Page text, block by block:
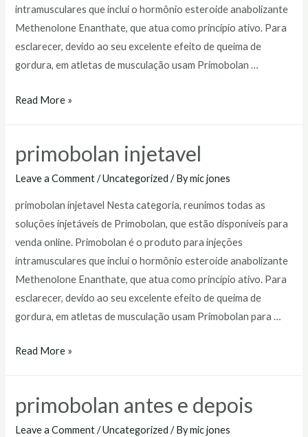
intramusculares que inclui o hormônio esteroide anabolizante
Methenolone Enanthate, que atua como princípio ativo. Para
esclarecer, devido ao seu excelente efeito de queima de
gordura, em atletas de musculação usam Primobolan …
primobolan
Read More »
primobolan injetavel
Leave a Comment /Uncategorized / Bymic jones
primobolan injetavel Nesta categoria, reunimos todas as
soluções injetáveis de Primobolan, que estão disponíveis para
venda online. Primobolan é o produto para injeções
intramusculares que inclui o hormônio esteroide anabolizante
Methenolone Enanthate, que atua como princípio ativo. Para
esclarecer, devido ao seu excelente efeito de queima de
gordura, em atletas de musculação usam Primobolan para …
primobolan
Read More »
primobolan antes e depois
Leave a Comment /Uncategorized / Bymic jones